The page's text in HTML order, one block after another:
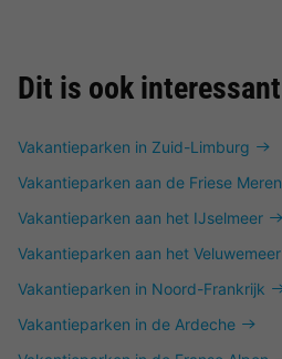
Dit is ook interessant
Vakantieparken in Zuid-Limburg
Vakantieparken aan de Friese Meren
Vakantieparken aan het IJselmeer
Vakantieparken aan het Veluwemeer
Vakantieparken in Noord-Frankrijk
Vakantieparken in de Ardeche